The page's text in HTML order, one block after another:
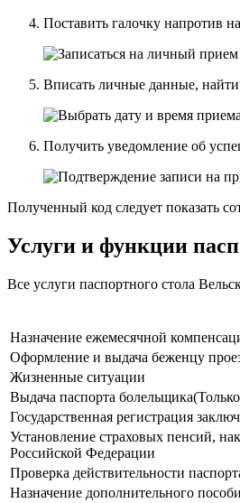
Поставить галочку напротив
Вписать личные данные, найти
Получить уведомление об
Полученный код следует показать
Услуги и функции
Все услуги паспортного стола
Назначение ежемесячной
Оформление и выдача беженцу
Жизненные ситуации
Выдача паспорта
Государственная регистрация
Установление страховых пенсий,
Российской Федерации
Проверка действительности
Назначение дополнительного